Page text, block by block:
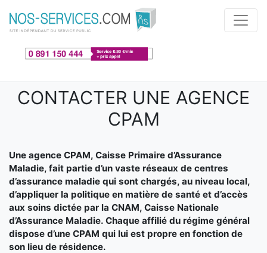
Aller au contenu principal
CONTACTER UNE AGENCE
CPAM
Une agence CPAM, Caisse Primaire d’Assurance
Maladie, fait partie d’un vaste réseaux de centres
d’assurance maladie qui sont chargés, au niveau local,
d’appliquer la politique en matière de santé et d’accès
aux soins dictée par la CNAM, Caisse Nationale
d’Assurance Maladie. Chaque affilié du régime général
dispose d’une CPAM qui lui est propre en fonction de
son lieu de résidence.